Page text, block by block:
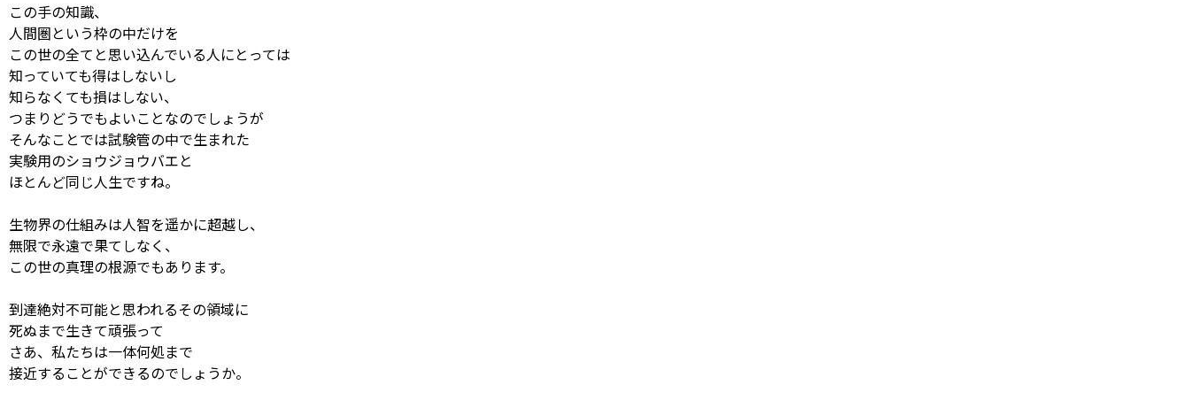
この手の知識、
人間圏という枠の中だけを
この世の全てと思い込んでいる人にとっては
知っていても得はしないし
知らなくても損はしない、
つまりどうでもよいことなのでしょうが
そんなことでは試験管の中で生まれた
実験用のショウジョウバエと
ほとんど同じ人生ですね。
生物界の仕組みは人智を遥かに超越し、
無限で永遠で果てしなく、
この世の真理の根源でもあります。
到達絶対不可能と思われるその領域に
死ぬまで生きて頑張って
さあ、私たちは一体何処まで
接近することができるのでしょうか。